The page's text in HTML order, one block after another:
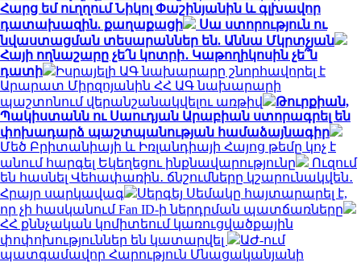
Հարց եմ ուղղում Նիկոլ Փաշինյանին և գլխավոր
դատախազին. քաղաքացի
Սա ստորություն ու
նվաստացման տեսարաններ են. Աննա Մկրտչյան
Հայի ողնաշարը չե՛ն կոտրի․ Կաթողիկոսին չե՞ն
դատի
Իսրայելի ԱԳ նախարարը շնորհավորել է
Արարատ Միրզոյանին ՀՀ ԱԳ նախարարի
պաշտոնում վերանշանակվելու առթիվ
Թուրքիան,
Պակիստանն ու Սաուդյան Արաբիան ստորագրել են
փոխադարձ պաշտպանության համաձայնագիր
Մեծ Բրիտանիայի և Իռլանդիայի Հայոց թեմը կոչ է
անում հարգել Եկեղեցու ինքնավարությունը
Ուզում
են հասնել Վեհափառին․ ճնշումները կշարունակվեն․
Հրայր սարկավագ
Սերգեյ Սեմակը հայտարարել է,
որ չի հասկանում Fan ID-ի ներդրման պատճառները
ՀՀ քննչական կոմիտեում կառուցվածքային
փոփոխություններ են կատարվել
ԱԺ-ում
պատգամավոր Հարություն Մնացականյանի